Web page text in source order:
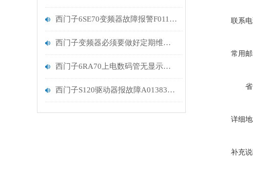
西门子6SE70变频器故障报警F011维修检测
西门子变频器必须要做好定期维护保养
西门子6RA70上电数码管无显示直流调速器检测
西门子S120驱动器报故障A01383分析
联系电
常用邮
省
详细地
补充说